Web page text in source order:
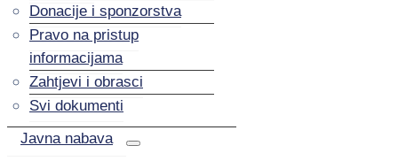
Donacije i sponzorstva
Pravo na pristup
informacijama
Zahtjevi i obrasci
Svi dokumenti
Javna nabava